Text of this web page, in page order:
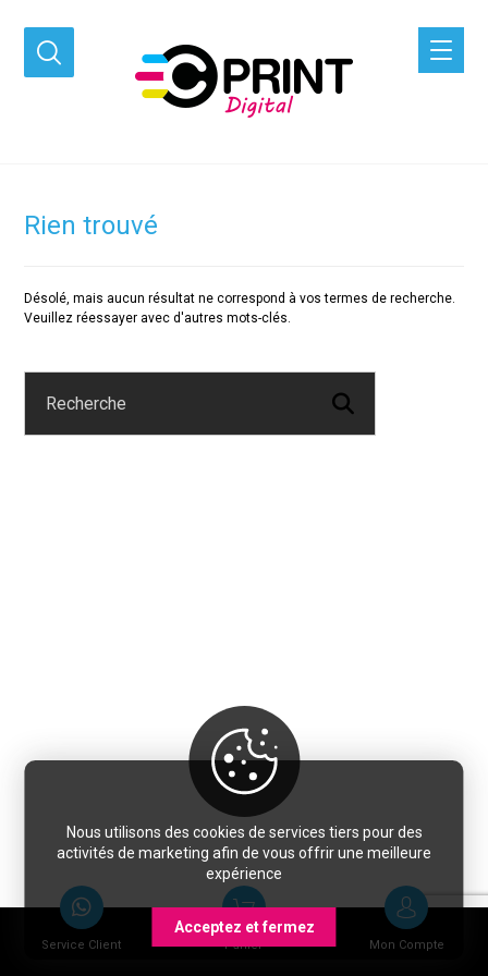
Rien trouvé
Désolé, mais aucun résultat ne correspond à vos termes de recherche.
Veuillez réessayer avec d'autres mots-clés.
Service Client Panier Mon Compte
Nous utilisons des cookies de services tiers pour des
activités de marketing afin de vous offrir une meilleure
expérience
Acceptez et fermez